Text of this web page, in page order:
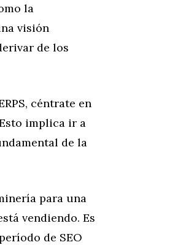
la
visión
de los
céntrate en
implica ir a
de la
para una
vendiendo. Es
de SEO